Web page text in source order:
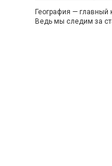
География — главный
Ведь мы следим за